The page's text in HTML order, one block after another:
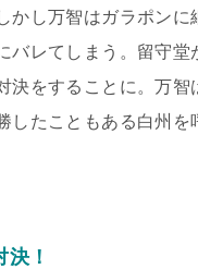
かし万智はガラポンに
バレてしまう。留守堂
決をすることに。万智
したこともある白州を
！